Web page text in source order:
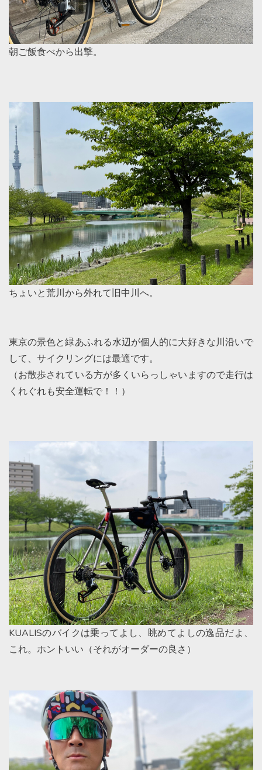
朝ご飯食べから出撃。
ちょいと荒川から外れて旧中川へ。
東京の景色と緑あふれる水辺が個人的に大好きな川沿いで
して、サイクリングには最適です。
（お散歩されている方が多くいらっしゃいますので走行は
くれぐれも安全運転で！！）
KUALISのバイクは乗ってよし、眺めてよしの逸品だよ、
これ。ホントいい（それがオーダーの良さ）